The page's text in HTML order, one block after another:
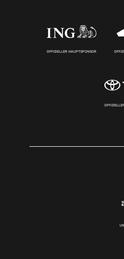
OFFIZIELLER HAUPTSPONSOR